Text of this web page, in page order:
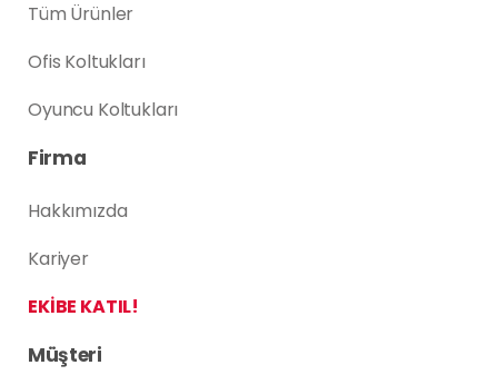
Tüm Ürünler
Ofis Koltukları
Oyuncu Koltukları
Firma
Hakkımızda
Kariyer
EKİBE KATIL!
Müşteri